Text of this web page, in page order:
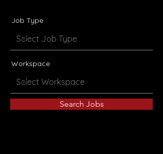
Job Type
Workspace
Search Jobs